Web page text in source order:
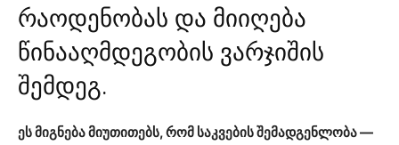
რაოდენობას და მიიღება
წინააღმდეგობის ვარჯიშის
შემდეგ.
ეს მიგნება მიუთითებს, რომ საკვების შემადგენლობა —